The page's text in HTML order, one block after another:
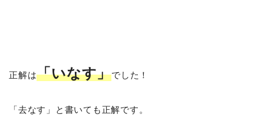
正解は「いなす」でした！
「去なす」と書いても正解です。